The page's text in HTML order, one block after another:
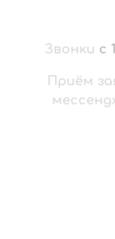
Звонки с
Приём